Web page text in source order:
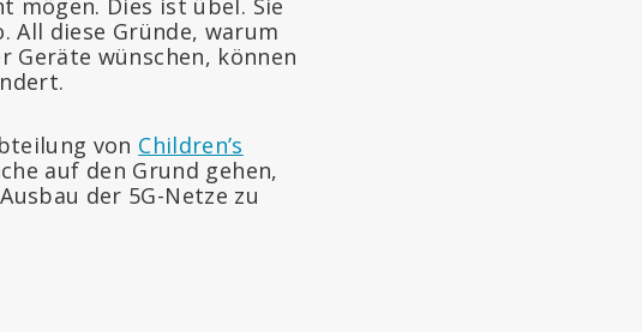
mögen. Dies ist übel. Sie
All diese Gründe, warum
Geräte wünschen, können
von Children’s
auf den Grund gehen,
der 5G-Netze zu